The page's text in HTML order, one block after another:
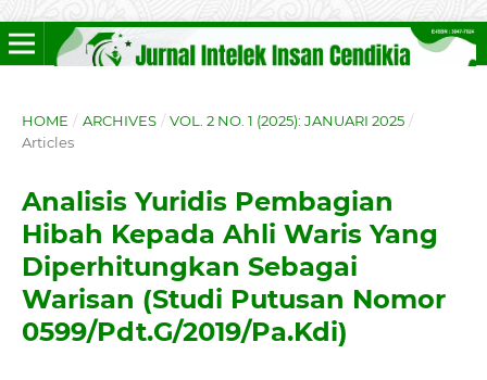
HOME / ARCHIVES / VOL. 2 NO. 1 (2025): JANUARI 2025 /
Articles
Analisis Yuridis Pembagian
Hibah Kepada Ahli Waris Yang
Diperhitungkan Sebagai
Warisan (Studi Putusan Nomor
0599/Pdt.G/2019/Pa.Kdi)